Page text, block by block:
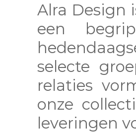
Alra Design
een
selecte
relaties
onze
leveringen